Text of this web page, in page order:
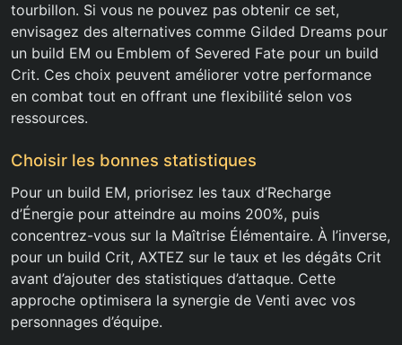
tourbillon. Si vous ne pouvez pas obtenir ce set,
envisagez des alternatives comme Gilded Dreams pour
un build EM ou Emblem of Severed Fate pour un build
Crit. Ces choix peuvent améliorer votre performance
en combat tout en offrant une flexibilité selon vos
ressources.
Choisir les bonnes statistiques
Pour un build EM, priorisez les taux d’Recharge
d’Énergie pour atteindre au moins 200%, puis
concentrez-vous sur la Maîtrise Élémentaire. À l’inverse,
pour un build Crit, AXTEZ sur le taux et les dégâts Crit
avant d’ajouter des statistiques d’attaque. Cette
approche optimisera la synergie de Venti avec vos
personnages d’équipe.